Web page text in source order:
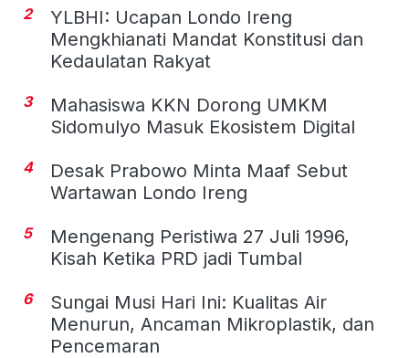
2
YLBHI: Ucapan Londo Ireng
Mengkhianati Mandat Konstitusi dan
Kedaulatan Rakyat
3
Mahasiswa KKN Dorong UMKM
Sidomulyo Masuk Ekosistem Digital
4
Desak Prabowo Minta Maaf Sebut
Wartawan Londo Ireng
5
Mengenang Peristiwa 27 Juli 1996,
Kisah Ketika PRD jadi Tumbal
6
Sungai Musi Hari Ini: Kualitas Air
Menurun, Ancaman Mikroplastik, dan
Pencemaran